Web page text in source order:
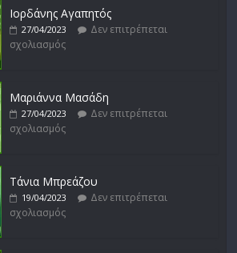
Απόστολος Ρίζος
σχολιασμός
σχολιασμός
Ιορδάνης Αγαπητός
27/04/2023
Δεν επιτρέπεται
σχολιασμός
Μαριάννα Μασάδη
27/04/2023
Δεν επιτρέπεται
σχολιασμός
Τάνια Μπρεάζου
19/04/2023
Δεν επιτρέπεται
σχολιασμός